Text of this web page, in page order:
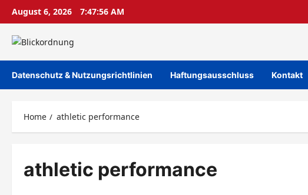
Skip
content
August 6, 2026 7:47:57 AM
Datenschutz & Nutzungsrichtlinien Haftungsausschluss Kontakt
Home athletic performance
athletic performance